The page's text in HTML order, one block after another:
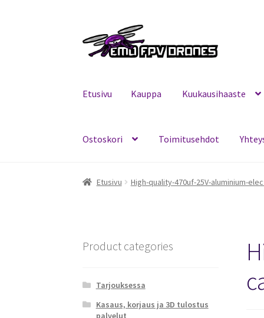
navigointiin
sisältöön
Etusivu Kauppa Kuukausihaaste
Ostoskori Toimitusehdot
Etusivu Kauppa Kuukausihaaste Mitä on FPV?
Etusivu High-quality-470uf-25V-aluminium-
Product categories
Tarjouksessa
Kasaus, korjaus ja 3D tulostus
palvelut